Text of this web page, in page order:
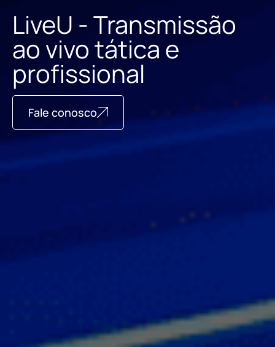
LiveU - Transmissão
ao vivo tática e
profissional
Fale conosco